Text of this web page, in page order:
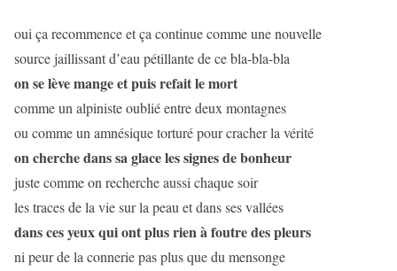
oui ça recommence et ça continue comme une nouvelle
source jaillissant d’eau pétillante de ce bla-bla-bla
on se lève mange et puis refait le mort
comme un alpiniste oublié entre deux montagnes
ou comme un amnésique torturé pour cracher la vérité
on cherche dans sa glace les signes de bonheur
juste comme on recherche aussi chaque soir
les traces de la vie sur la peau et dans ses vallées
dans ces yeux qui ont plus rien à foutre des pleurs
ni peur de la connerie pas plus que du mensonge